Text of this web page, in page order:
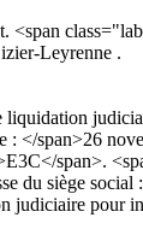
Leyrenne .
liquidation
span>26
span>.
du siège
judiciaire pour